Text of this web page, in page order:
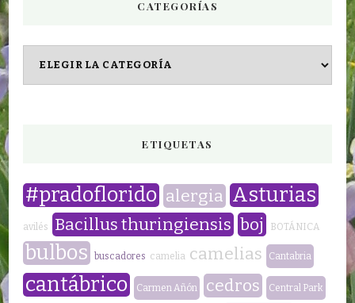
CATEGORÍAS
ETIQUETAS
#pradoflorido alergia Asturias
avilés Bacillus thuringiensis boj BOTÁNICA
bulbos buscadores camelia camelias Cantabria
cantábrico Carmen Añón cedros Central Park